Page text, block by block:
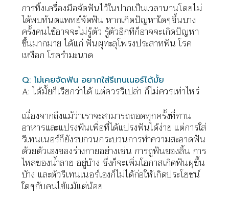
การทิ้งเครื่องมือจัดฟันไว้ในปากเป็นเวลานานโดยไม่
ได้พบทันตแพทย์จัดฟัน หากเกิดปัญหาใดๆขึ้นบาง
ครั้งคนไข้อาจจะไม่รู้ตัว รู้ตัวอีกทีก็อาจจะเกิดปัญหา
ขึ้นมากมาย ได้แก่ ฟันผุทะลุโพรงประสาทฟัน โรค
เหงือก โรครำมะนาด
Q: ไม่เคยจัดฟัน อยากใส่รีเทนเนอร์ได้มั้ย
A: ได้มั้ยก็เรียกว่าได้ แต่ควรรึเปล่า ก็ไม่ควรเท่าไหร่
เนื่องจากถึงแม้ว่าเราจะสามารถถอดทุกครั้งที่ทาน
อาหารและแปรงฟันเพื่อที่ได้แปรงฟันได้ง่าย แต่การใส่
รีเทนเนอร์ก็ยังรบกวนกระบวนการทำความสะอาดฟัน
ด้วยตัวเองของร่างกายอย่างเช่น การถูฟันของลิ้น การ
ไหลของน้ำลาย อยู่บ้าง ซึ่งก็จะเพิ่มโอกาสเกิดฟันผุขึ้น
บ้าง และตัวรีเทนเนอร์เองก็ไม่ได้ก่อให้เกิดประโยชน์
ใดๆกับคนไข้แม้แต่น้อย